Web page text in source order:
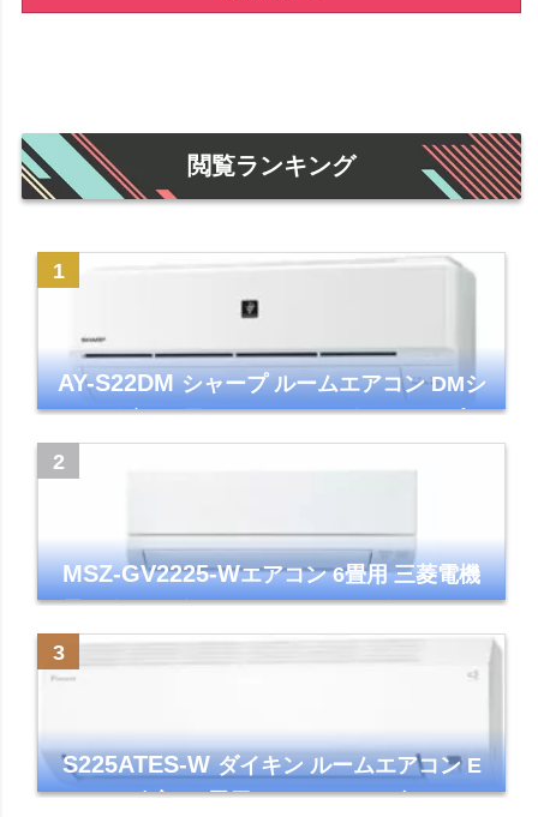
閲覧ランキング
AY-S22DMシャープ ルームエアコン DMシ
リーズ 主に6畳 ホワイト 2024年モデル プラ
MSZ-GV2225-Wエアコン 6畳用 三菱電機
霧ヶ峰 2025年モデル GVシリーズ ピュアホ
ワイト 清潔 除湿 単相100V
S225ATES-Wダイキン ルームエアコン E
シリーズ 主に6畳用 ホワイト 2025年モデル